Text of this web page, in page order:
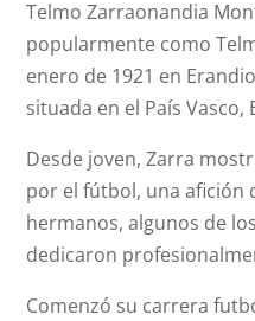
Telmo Zarraonandia
popularmente como
enero de 1921 en
situada en el País Vasco,
Desde joven, Zarra
por el fútbol, una afición
hermanos, algunos de
dedicaron
Comenzó su carrera